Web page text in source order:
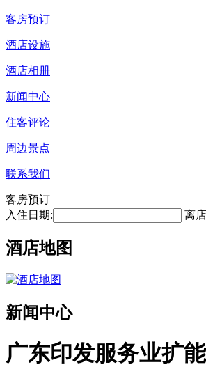
客房预订
酒店设施
酒店相册
新闻中心
住客评论
周边景点
联系我们
客房预订
入住日期:
离
酒店地图
新闻中心
广东印发服务业扩